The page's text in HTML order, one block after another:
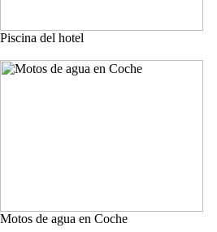
Piscina del hotel
Motos de agua en Coche